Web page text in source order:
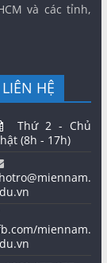
và các tỉnh,
LIÊN HỆ
Thứ 2 - Chủ
(8h - 17h)
hotro@miennam.
miennam.